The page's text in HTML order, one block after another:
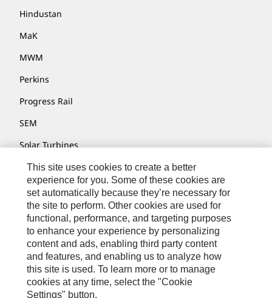
Hindustan
MaK
MWM
Perkins
Progress Rail
SEM
Solar Turbines
SPM Oil & Gas
Turner Powertrain Systems
Nous Contacter
Plan Du Site
Cookie Settings
Mentions Légales
This site uses cookies to create a better
experience for you. Some of these cookies are
set automatically because they’re necessary for
the site to perform. Other cookies are used for
functional, performance, and targeting purposes
to enhance your experience by personalizing
content and ads, enabling third party content
and features, and enabling us to analyze how
this site is used. To learn more or to manage
cookies at any time, select the "Cookie
Settings" button.